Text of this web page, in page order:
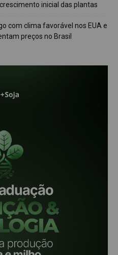
inicial das plantas
com clima favorável nos EUA e
preços no Brasil